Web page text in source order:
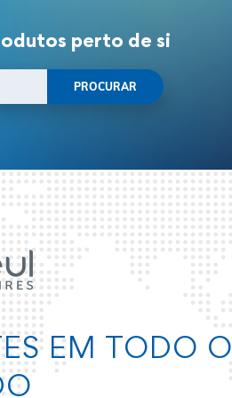
perto de si
EM TODO O